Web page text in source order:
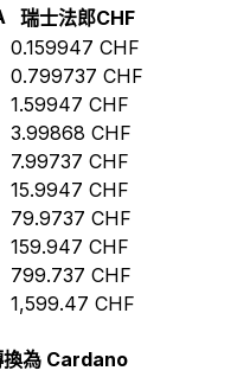
瑞士法郎CHF
0.159947 CHF
0.799737 CHF
1.59947 CHF
3.99868 CHF
7.99737 CHF
15.9947 CHF
79.9737 CHF
159.947 CHF
799.737 CHF
1,599.47 CHF
換為 Cardano